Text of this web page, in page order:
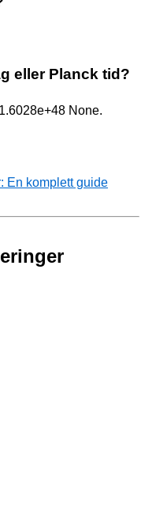
eller Planck tid?
None.
En komplett guide